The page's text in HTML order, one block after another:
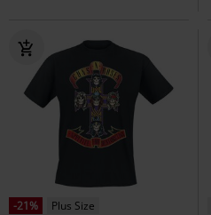
-21%
Plus Size